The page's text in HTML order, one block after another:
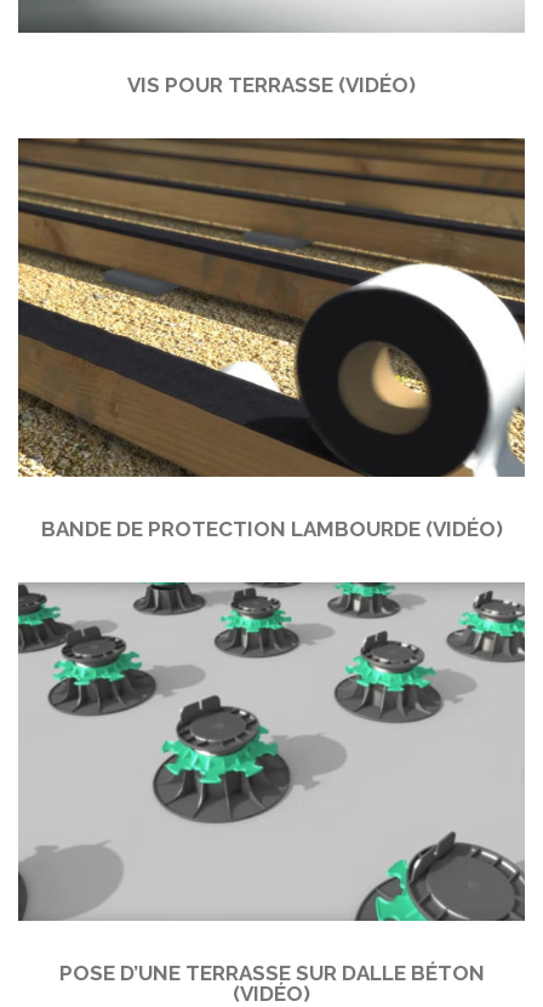
VIS POUR TERRASSE (VIDÉO)
BANDE DE PROTECTION LAMBOURDE (VIDÉO)
POSE D’UNE TERRASSE SUR DALLE BÉTON
(VIDÉO)